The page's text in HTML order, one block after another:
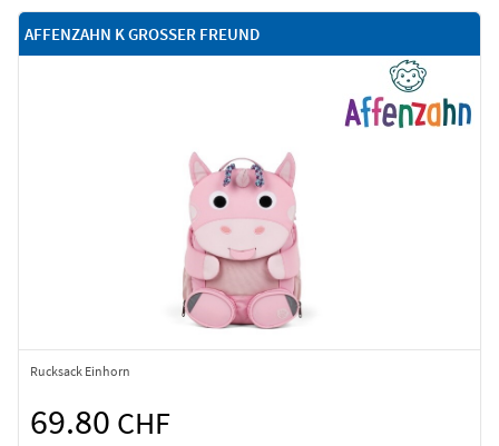
AFFENZAHN K GROSSER FREUND
Rucksack Einhorn
69.80 CHF